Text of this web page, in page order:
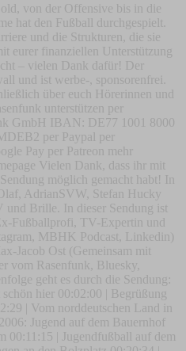
von der Offensive bis in die
hat den Fußball durchgespielt.
und die Strukturen, die sie
eurer finanziellen Unterstützung
– vielen Dank dafür! Der
und ist werbe-, sponsorenfrei.
über euch Hörerinnen und
unterstützen per
GmbH IBAN: DE77 1001 8000
per Paypal per
Pay per Patreon mehr
Vielen Dank, dass ihr mit
möglich gemacht habt! In
AdrianSVW, Stefan Hucky
Brille. In dieser Sendung ist
Fußballprofi, TV-Expertin und
MBHK Podcast, Linkedin)
Jacob Ost (Gemeinsam mit
vom Rasenfunk, Bluesky,
geht es durch die Sendung:
hier 00:02:00 | Begrüßung
| Vom norddeutschen Land in
Jugend auf dem Bauernhof
00:11:15 | Jugendfußball auf dem